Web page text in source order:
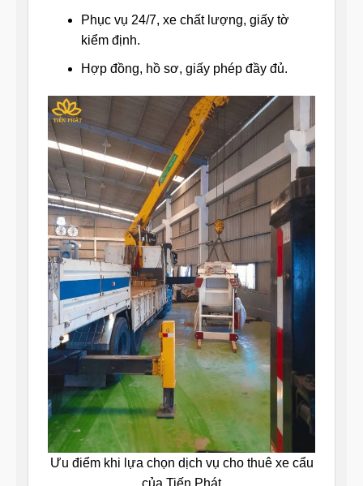
Phục vụ 24/7, xe chất lượng, giấy tờ
kiểm định.
Hợp đồng, hồ sơ, giấy phép đầy đủ.
Ưu điểm khi lựa chọn dịch vụ cho thuê xe cẩu
của Tiến Phát